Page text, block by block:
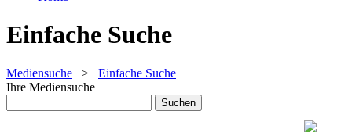
Einfache Suche
Mediensuche > Einfache Suche
Ihre Mediensuche